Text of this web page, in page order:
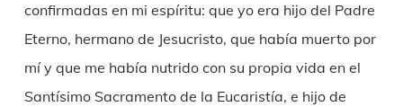
confirmadas en mi espíritu: que yo era hijo del Padre
Eterno, hermano de Jesucristo, que había muerto por
mí y que me había nutrido con su propia vida en el
Santísimo Sacramento de la Eucaristía, e hijo de